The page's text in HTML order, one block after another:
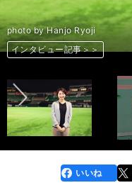
鳥原早貴さん photo by Hanjo
インタビュー記事＞＞
青山学院大陸上競技部時代（
インタビュー記事＞＞
photo by Hanjo Ryoji
インタビュー記事＞＞
photo by Hanjo Ryoji
インタビュー記事＞＞
photo by Hanjo Ryoji
インタビュー記事＞＞
photo by Hanjo Ryoji
インタビュー記事＞＞
青山学院大陸上競技部時代（
Saki
インタビュー記事＞＞
青山学院大陸上競技部同期メ
インタビュー記事＞＞
photo by Hanjo Ryoji
インタビュー記事＞＞
photo by Hanjo Ryoji
インタビュー記事＞＞
photo by Hanjo Ryoji
インタビュー記事＞＞
photo by Hanjo Ryoji
インタビュー記事＞＞
photo by Hanjo Ryoji
インタビュー記事＞＞
photo by Hanjo Ryoji
インタビュー記事＞＞
広報の加藤和子さんと一緒に
加藤和子さんフォトギャラリ
前へ
faceboo
k
いいね